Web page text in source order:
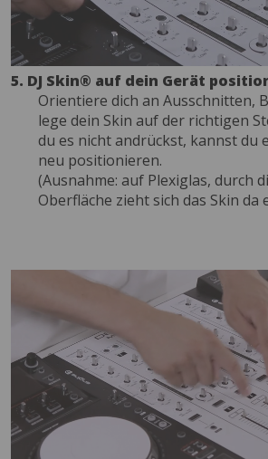
5. DJ Skin® auf dein Gerät
Orientiere dich an Ausschnitten,
lege dein Skin auf der richtigen
du es nicht andrückst, kannst du
neu positionieren.
(Ausnahme: auf Plexiglas, durch
Oberfläche zieht sich das Skin da